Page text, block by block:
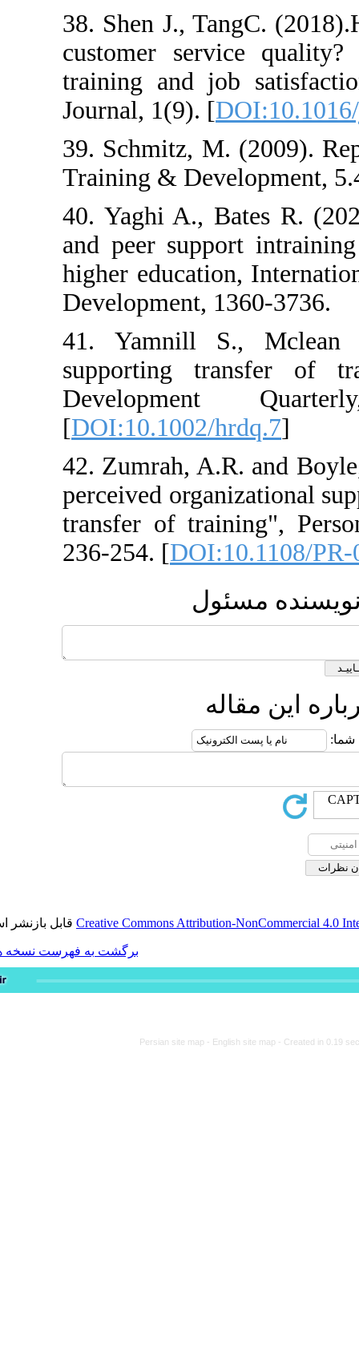
38. Shen J.,
customer
training and
Journal, 1(9). [
39. Schmitz,
Training &
40. Yaghi A.,
and peer
higher
Development,
41. Yamnill
supporting
[DOI:10.1002/
42. Zumrah,
perceived
transfer of
236-254. [
Creative Commonsقابل بازنشر است.
برگشت به فهرست نسخه ها
Persian site map -